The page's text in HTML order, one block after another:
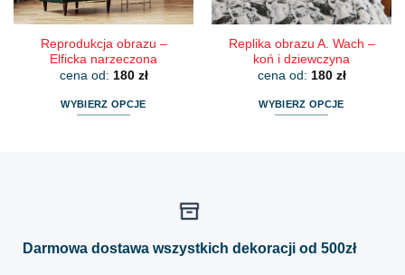
produktu
produktu
Reprodukcja obrazu –
Elficka narzeczona
cena od: 180 zł
WYBIERZ OPCJE
Replika obrazu A. Wach –
koń i dziewczyna
cena od: 180 zł
WYBIERZ OPCJE
Darmowa dostawa wszystkich dekoracji od 500zł